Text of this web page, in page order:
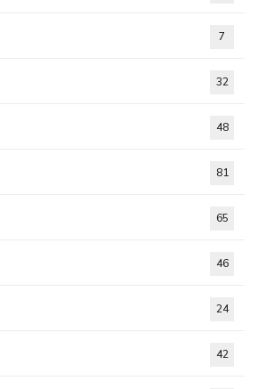
7
32
48
81
65
46
24
42